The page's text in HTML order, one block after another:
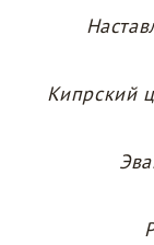
Кипрский